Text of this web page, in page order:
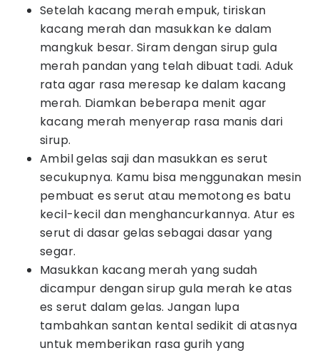
Setelah kacang merah empuk, tiriskan
kacang merah dan masukkan ke dalam
mangkuk besar. Siram dengan sirup gula
merah pandan yang telah dibuat tadi. Aduk
rata agar rasa meresap ke dalam kacang
merah. Diamkan beberapa menit agar
kacang merah menyerap rasa manis dari
sirup.
Ambil gelas saji dan masukkan es serut
secukupnya. Kamu bisa menggunakan mesin
pembuat es serut atau memotong es batu
kecil-kecil dan menghancurkannya. Atur es
serut di dasar gelas sebagai dasar yang
segar.
Masukkan kacang merah yang sudah
dicampur dengan sirup gula merah ke atas
es serut dalam gelas. Jangan lupa
tambahkan santan kental sedikit di atasnya
untuk memberikan rasa gurih yang